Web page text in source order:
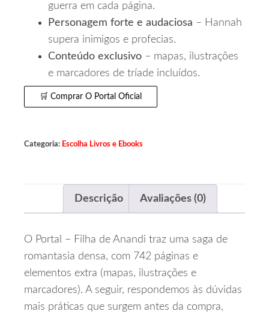
guerra em cada página.
Personagem forte e audaciosa – Hannah
supera inimigos e profecias.
Conteúdo exclusivo – mapas, ilustrações
e marcadores de tríade incluídos.
🛒 Comprar O Portal Oficial
Categoria: Escolha Livros e Ebooks
Descrição Avaliações (0)
O Portal – Filha de Anandi traz uma saga de
romantasia densa, com 742 páginas e
elementos extra (mapas, ilustrações e
marcadores). A seguir, respondemos às dúvidas
mais práticas que surgem antes da compra,